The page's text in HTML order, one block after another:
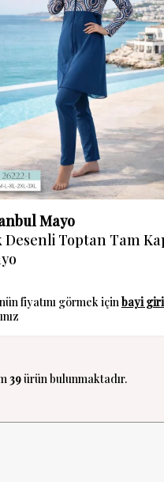
Mayo
Desenli Toptan Tam
fiyatını görmek içinbayi
39ürün bulunmaktadır.